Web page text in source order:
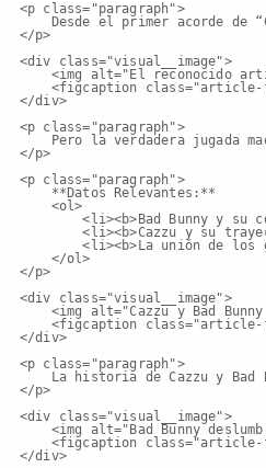
<p class="paragraph">
Desde el primer acorde de
</p>
<div class="visual__image">
<img alt="El reconocido
<figcaption
</div>
<p class="paragraph">
Pero la verdadera jugada
</p>
<p class="paragraph">
    **Datos Relevantes:**
    <ol>
<li><b>Bad Bunny y su
<li><b>Cazzu y su
<li><b>La unión de los
    </ol>
</p>
<div class="visual__image">
<img alt="Cazzu y Bad
<figcaption
</div>
<p class="paragraph">
La historia de Cazzu y Bad
</p>
<div class="visual__image">
<img alt="Bad Bunny
<figcaption
</div>